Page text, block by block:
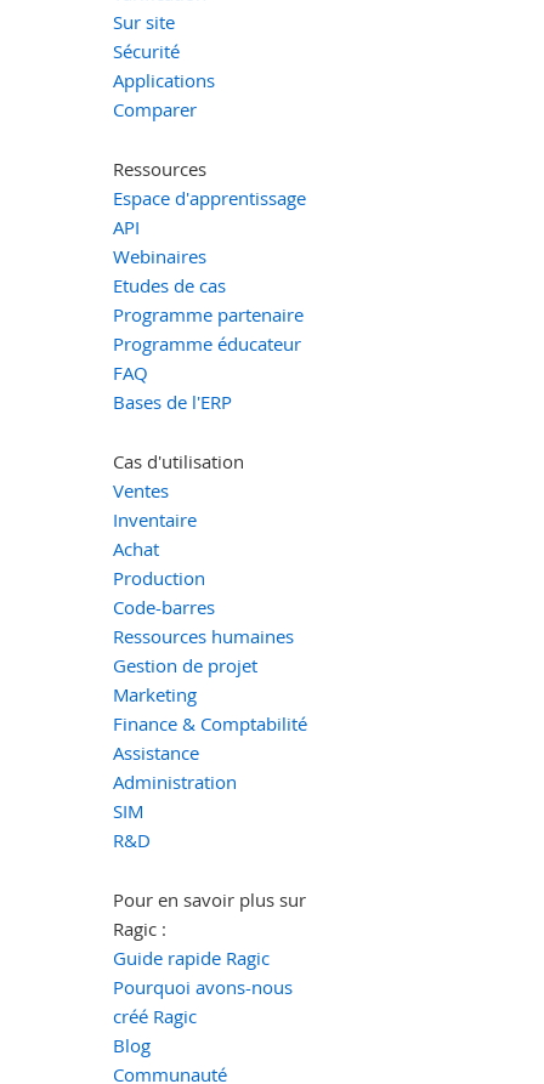
Sur site
Sécurité
Applications
Comparer
Ressources
Espace d'apprentissage
API
Webinaires
Etudes de cas
Programme partenaire
Programme éducateur
FAQ
Bases de l'ERP
Cas d'utilisation
Ventes
Inventaire
Achat
Production
Code-barres
Ressources humaines
Gestion de projet
Marketing
Finance & Comptabilité
Assistance
Administration
SIM
R&D
Pour en savoir plus sur
Ragic :
Guide rapide Ragic
Pourquoi avons-nous
créé Ragic
Blog
Communauté